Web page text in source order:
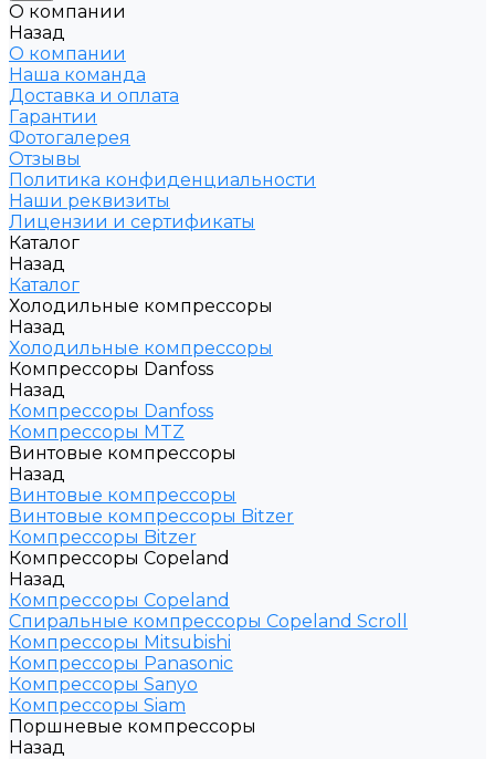
О компании
Назад
О компании
Наша команда
Доставка и оплата
Гарантии
Фотогалерея
Отзывы
Политика конфиденциальности
Наши реквизиты
Лицензии и сертификаты
Каталог
Назад
Каталог
Холодильные компрессоры
Назад
Холодильные компрессоры
Компрессоры Danfoss
Назад
Компрессоры Danfoss
Компрессоры MTZ
Винтовые компрессоры
Назад
Винтовые компрессоры
Винтовые компрессоры Bitzer
Компрессоры Bitzer
Компрессоры Copeland
Назад
Компрессоры Copeland
Спиральные компрессоры Copeland Scroll
Компрессоры Mitsubishi
Компрессоры Panasonic
Компрессоры Sanyo
Компрессоры Siam
Поршневые компрессоры
Назад